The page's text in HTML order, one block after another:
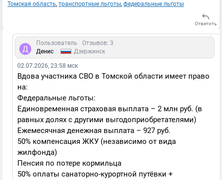
Томская область, транспортные льготы, федеральные льготы
Ответить
Пользователь
Отзывов: 3
Денис
Дзержинск
02.07.2026, 23:58 мск
Вдова участника СВО в Томской области имеет право
на:
Федеральные льготы:
Единовременная страховая выплата – 2 млн руб. (в
равных долях с другими выгодоприобретателями)
Ежемесячная денежная выплата – 927 руб.
50% компенсация ЖКУ (независимо от вида
жилфонда)
Пенсия по потере кормильца
50% оплаты санаторно-курортной путёвки +